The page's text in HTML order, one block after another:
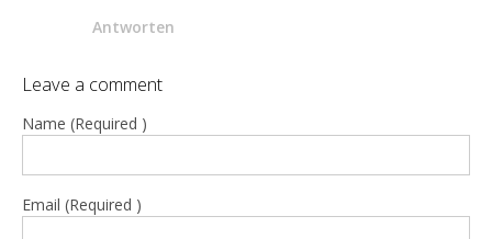
Antworten
Leave a comment
Name (Required )
Email (Required )